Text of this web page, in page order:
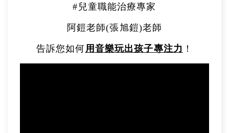
#兒童職能治療專家
阿鎧老師(張旭鎧)老師
告訴您如何 用音樂玩出孩子專注力 ！